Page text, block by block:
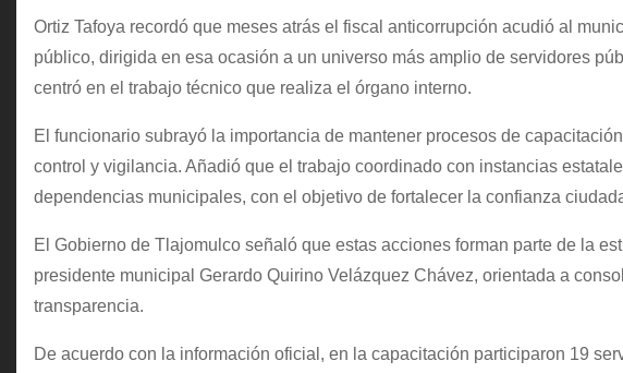
Ortiz Tafoya recordó que meses atrás el fiscal anticorrupción acudió al
público, dirigida en esa ocasión a un universo más amplio de servidores
centró en el trabajo técnico que realiza el órgano interno.
El funcionario subrayó la importancia de mantener procesos de
control y vigilancia. Añadió que el trabajo coordinado con instancias
dependencias municipales, con el objetivo de fortalecer la confianza
El Gobierno de Tlajomulco señaló que estas acciones forman parte de la
presidente municipal Gerardo Quirino Velázquez Chávez, orientada a
transparencia.
De acuerdo con la información oficial, en la capacitación participaron 19